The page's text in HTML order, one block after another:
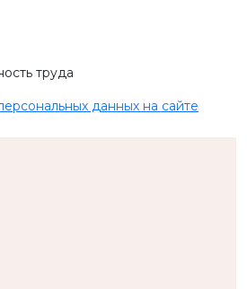
данных на сайте